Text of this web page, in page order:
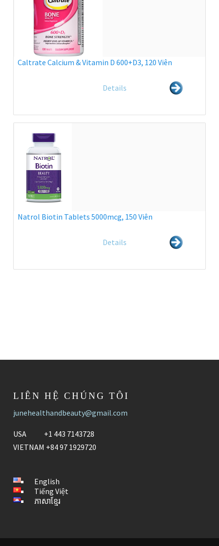
Caltrate Calcium & Vitamin D 600+D3, 120 Viên
Details
Natrol Biotin Tablets 5000mcg, 150 Viên
Details
LIÊN HỆ CHÚNG TÔI
junehealthandbeauty@gmail.com
USA +1 443 7143728
VIETNAM +84 97 1929720
English
Tiếng Việt
ភាសាខ្មែរ